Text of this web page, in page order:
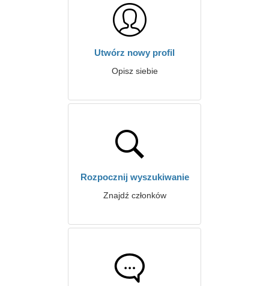
Utwórz nowy profil
Opisz siebie
Rozpocznij wyszukiwanie
Znajdź członków